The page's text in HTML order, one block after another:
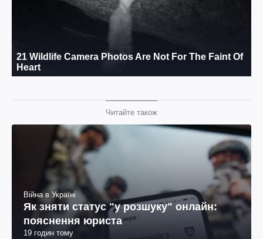
Читайте також
Війна в Україні
Як зняти статус "у розшуку" онлайн:
пояснення юриста
19 годин тому